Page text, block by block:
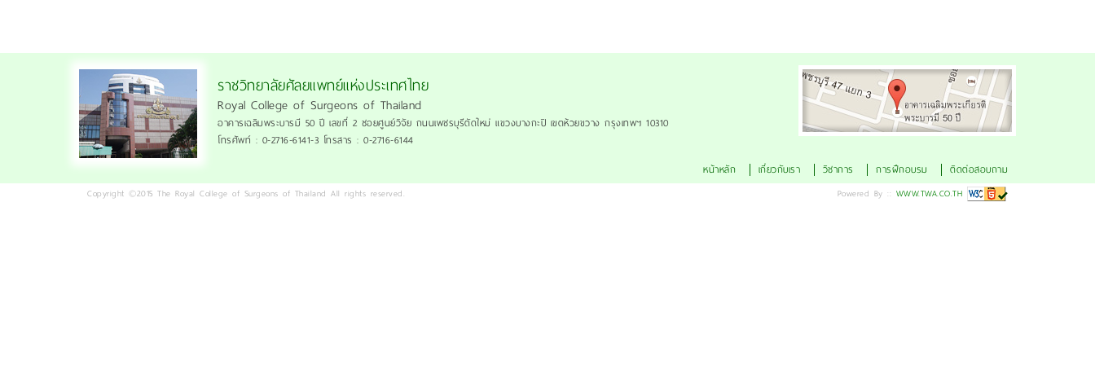
ราชวิทยาลัยศัลยแพทย์แห่งประเทศไทย
Royal College of Surgeons of Thailand
อาคารเฉลิมพระบารมี 50 ปี เลขที่ 2 ซอยศูนย์วิจัย ถนนเพชรบุรีตัดใหม่ แขวงบางกะปิ เขตห้วยขวาง กรุงเทพฯ 10310
โทรศัพท์ : 0-2716-6141-3 โทรสาร : 0-2716-6144
ดูแผนที่
หน้าหลัก เกี่ยวกับเรา วิชาการ การฝึกอบรม ติดต่อสอบถาม
Copyright ©2015 The Royal College of Surgeons of Thailand All rights reserved. Powered By :: WWW.TWA.CO.TH